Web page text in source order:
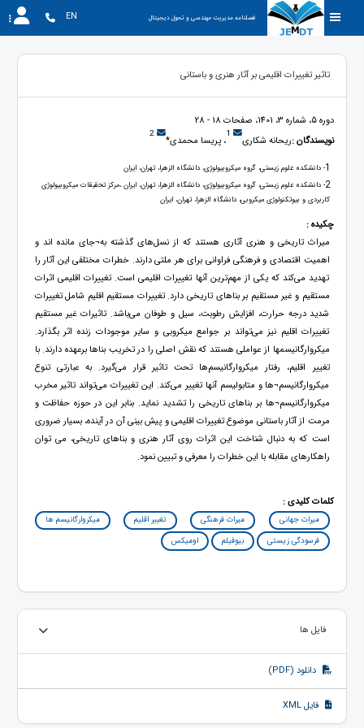
فصلنامه مدیریت مهندسی و تحول دیجیتال EN
تاثیر تغییرات اقلیمی بر آثار هنری و باستانی
دوره 5، شماره 3، 1401، صفحات 18 - 28
نویسندگان :ریحانه شکاری 1، پریسا محمدی* 2
1- دانشکده علوم زیستی، گروه میکروبیولوژی، دانشگاه الزهرا، تهران، ایران
2- دانشکده علوم زیستی، گروه میکروبیولوژی، دانشگاه الزهرا، تهران، ایران ،مرکز تحقیقات میکروبیولوژی
کاربردی و بیوتکنولوژی میکروبی، دانشگاه الزهرا، تهران، ایران
چکیده :
میراث تاریخی و هنری آثاری هستند که از نسل‌های گذشته به¬جای مانده اند و
اهمیت اقتصادی و فرهنگی فراوانی برای هر ملتی دارند. خطرات مختلفی این آثار را
تهدید می‌کند که یکی از مهم‌ترین آنها تغییرات اقلیمی است. تغییرات اقلیمی اثرات
مستقیم و غیر مستقیم بر بناهای تاریخی دارد. تغییرات مستقیم اقلیم شامل تغییرات
شدید درجه حرارت، افزایش رطوبت، سیل و طوفان می‌باشد. تاثیرات غیر مستقیم
تغییرات اقلیم نیز می‌تواند بر جوامع میکروبی و سایر موجودات زنده اثر بگذارد.
میکروارگانیسمها از عواملی هستند که نقش اصلی را در تخریب بناها برعهده دارند. با
تغییر اقلیم، رفتار میکروارگانیسم‌ها تحت تاثیر قرار می‌گیرد. به عبارتی تنوع
میکروارگانیسم¬ها و متابولیسم آنها تغییر می‌کند. این تغییرات می‌تواند تاثیر مخرب
میکروارگانیسم¬ها بر بناهای تاریخی را تشدید نماید. بنابر این در حوزه حفاظت و
مرمت از آثار باستانی موضوع تغییرات اقلیمی و پیش بینی آن در آینده، بسیار ضروری
است که به دنبال شناخت این اثرات روی آثار هنری و بناهای تاریخی، می توان
راهکارهای مقابله با این خطرات را معرفی و تبیین نمود.
کلمات کلیدی :
میراث جهانی میراث فرهنگی تغییر اقلیم
میکروارگانیسم ها
فرسودگی زیستی
بیوفیلم اومیکس
فایل ها
دانلود (PDF)
فایل XML